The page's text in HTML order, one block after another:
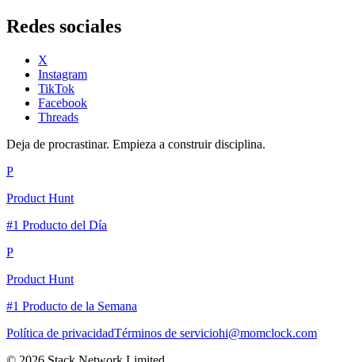
Redes sociales
X
Instagram
TikTok
Facebook
Threads
Deja de procrastinar. Empieza a construir disciplina.
P
Product Hunt
#1 Producto del Día
P
Product Hunt
#1 Producto de la Semana
Política de privacidadTérminos de serviciohi@momclock.com